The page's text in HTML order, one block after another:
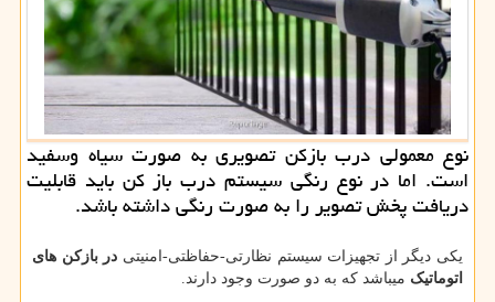
نوع معمولی درب بازكن تصویری به صورت سیاه وسفید
است. اما در نوع رنگی سیستم درب باز كن باید قابلیت
دریافت پخش تصویر را به صورت رنگی داشته باشد.
یکی دیگر از تجهیزات سیستم نظارتی-حفاظتی-امنیتی در بازکن های
اتوماتیک میباشد که به دو صورت وجود دارند.